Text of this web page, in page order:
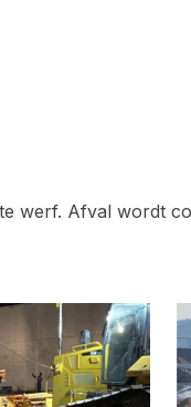
werf. Afval wordt